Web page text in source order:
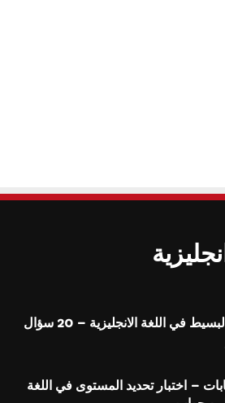
تمارين على المضارع البسيط في اللغة الانجليزية – 20 سؤال
– اختبار تحديد المستوى في اللغة